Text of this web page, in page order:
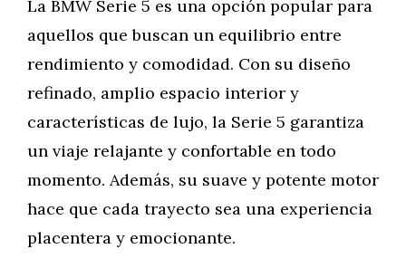
La BMW Serie 5 es una opción popular para
aquellos que buscan un equilibrio entre
rendimiento y comodidad. Con su diseño
refinado, amplio espacio interior y
características de lujo, la Serie 5 garantiza
un viaje relajante y confortable en todo
momento. Además, su suave y potente motor
hace que cada trayecto sea una experiencia
placentera y emocionante.